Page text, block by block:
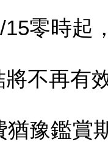
零時起
不再有
猶豫鑑賞